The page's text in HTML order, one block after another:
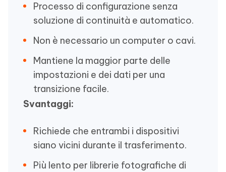
Processo di configurazione senza
soluzione di continuità e automatico.
Non è necessario un computer o cavi.
Mantiene la maggior parte delle
impostazioni e dei dati per una
transizione facile.
Svantaggi:
Richiede che entrambi i dispositivi
siano vicini durante il trasferimento.
Più lento per librerie fotografiche di